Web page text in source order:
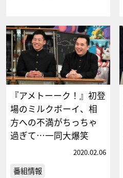
『アメトーーク！』初登
場のミルクボーイ、相
方への不満がちっちゃ
過ぎて…一同大爆笑
2020.02.06
番組情報